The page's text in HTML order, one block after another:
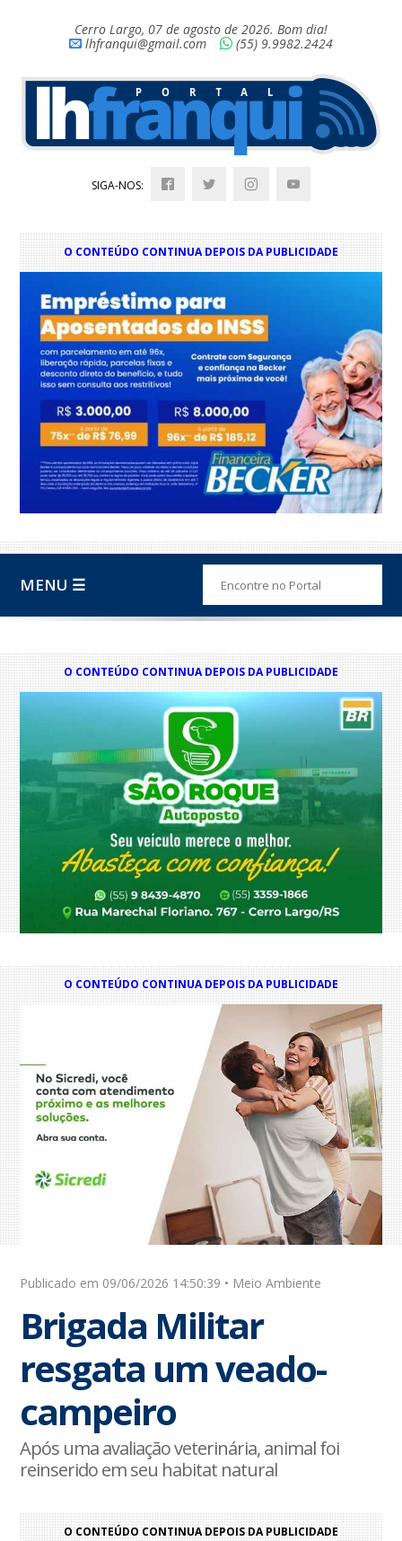
Cerro Largo, 07 de agosto de 2026. Bom dia!
lhfranqui@gmail.com
(55) 9.9982.2424
SIGA-NOS:
O CONTEÚDO CONTINUA DEPOIS DA PUBLICIDADE
MENU ☰
O CONTEÚDO CONTINUA DEPOIS DA PUBLICIDADE
O CONTEÚDO CONTINUA DEPOIS DA PUBLICIDADE
Publicado em 09/06/2026 14:50:39 • Meio Ambiente
Brigada Militar
resgata um veado-
campeiro
Após uma avaliação veterinária, animal foi
reinserido em seu habitat natural
O CONTEÚDO CONTINUA DEPOIS DA PUBLICIDADE